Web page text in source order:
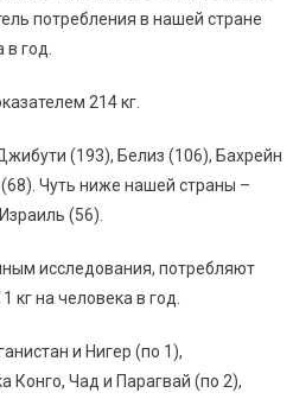
потребления в нашей стране
в год.
214 кг.
(193), Белиз (106), Бахрейн
Чуть ниже нашей страны –
(56).
исследования, потребляют
кг на человека в год.
и Нигер (по 1),
Конго, Чад и Парагвай (по 2),